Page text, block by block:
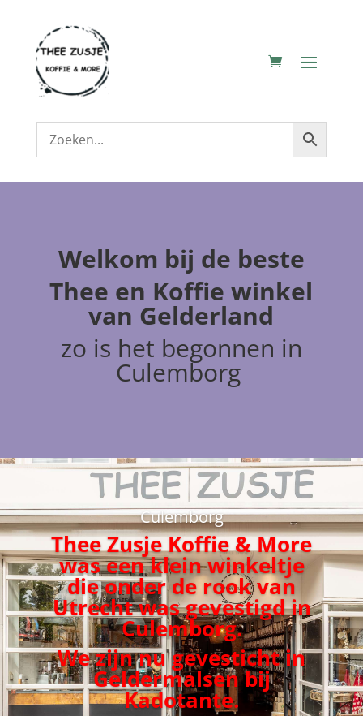
Welkom bij de beste
Thee en Koffie winkel
van Gelderland
zo is het begonnen in
Culemborg
Culemborg
Thee Zusje Koffie & More
was een klein winkeltje
die onder de rook van
Utrecht was gevestigd in
Culemborg.
We zijn nu gevesticht in
Geldermalsen bij
Kadotante.